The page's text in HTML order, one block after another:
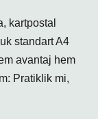
kartpostal
standart A4
avantaj hem
Pratiklik mi,